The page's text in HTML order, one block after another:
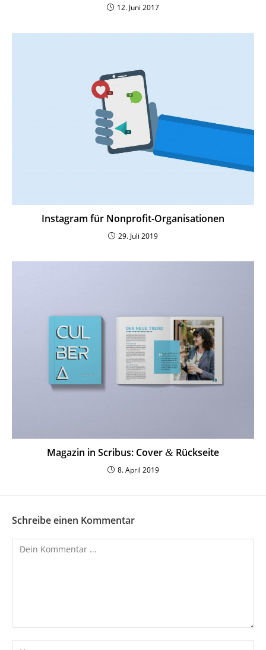
12. Juni 2017
Instagram für Nonprofit-Organisationen
29. Juli 2019
Magazin in Scribus: Cover & Rückseite
8. April 2019
Schreibe einen Kommentar
Kommentieren
Gib